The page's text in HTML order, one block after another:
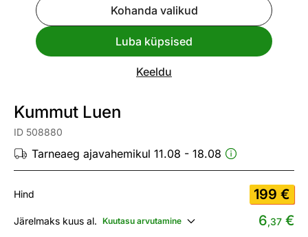
Kohanda valikud
Luba küpsised
Keeldu
Vaata sarnaseid
Kummut Luen
ID 508880
Tarneaeg ajavahemikul 11.08 - 18.08
Hind 199 €
Järelmaks kuus al. Kuutasu arvutamine 6,37 €